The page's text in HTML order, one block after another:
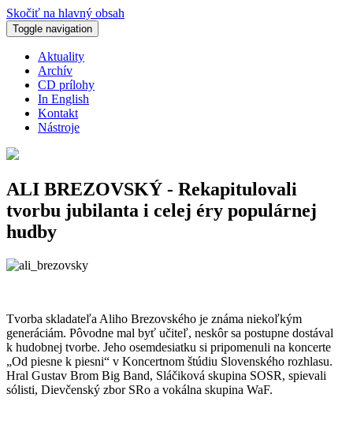
Skočiť na hlavný obsah
Toggle navigation
Aktuality
Archív
CD prílohy
In English
Kontakt
Nástroje
ALI BREZOVSKÝ - Rekapitulovali
tvorbu jubilanta i celej éry populárnej
hudby
Tvorba skladateľa Aliho Brezovského je známa niekoľkým
generáciám. Pôvodne mal byť učiteľ, neskôr sa postupne dostával
k hudobnej tvorbe. Jeho osemdesiatku si pripomenuli na koncerte
„Od piesne k piesni“ v Koncertnom štúdiu Slovenského rozhlasu.
Hral Gustav Brom Big Band, Sláčiková skupina SOSR, spievali
sólisti, Dievčenský zbor SRo a vokálna skupina WaF.